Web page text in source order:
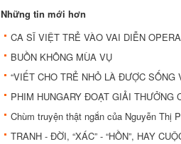
Những tin mới hơn
CA SĨ VIỆT TRẺ VÀO VAI DIỄN
BUỒN KHÔNG MÙA VỤ
“VIẾT CHO TRẺ NHỎ LÀ ĐƯỢC SỐNG
PHIM HUNGARY ĐOẠT GIẢI THƯỞNG
Chùm truyện thật ngắn của Nguyễn Thị
TRANH - ĐỜI, “XÁC” - “HỒN”, HAY